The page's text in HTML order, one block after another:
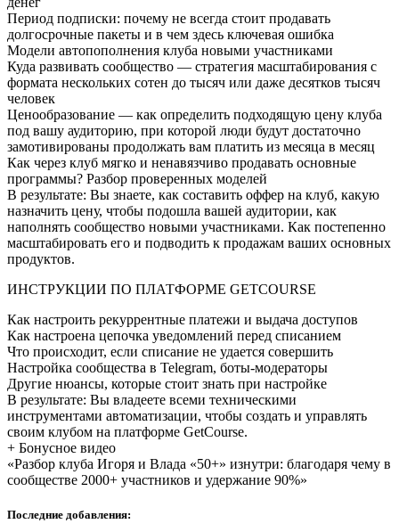
Период подписки: почему не всегда стоит продавать
долгосрочные пакеты и в чем здесь ключевая ошибка
Модели автопополнения клуба новыми участниками
Куда развивать сообщество — стратегия масштабирования с
формата нескольких сотен до тысяч или даже десятков тысяч
человек
Ценообразование — как определить подходящую цену клуба
под вашу аудиторию, при которой люди будут достаточно
замотивированы продолжать вам платить из месяца в месяц
Как через клуб мягко и ненавязчиво продавать основные
программы? Разбор проверенных моделей
В результате: Вы знаете, как составить оффер на клуб, какую
назначить цену, чтобы подошла вашей аудитории, как
наполнять сообщество новыми участниками. Как постепенно
масштабировать его и подводить к продажам ваших основных
продуктов.
ИНСТРУКЦИИ ПО ПЛАТФОРМЕ GETCOURSE
Как настроить рекуррентные платежи и выдача доступов
Как настроена цепочка уведомлений перед списанием
Что происходит, если списание не удается совершить
Настройка сообщества в Telegram, боты-модераторы
Другие нюансы, которые стоит знать при настройке
В результате: Вы владеете всеми техническими
инструментами автоматизации, чтобы создать и управлять
своим клубом на платформе GetCourse.
+ Бонусное видео
«Разбор клуба Игоря и Влада «50+» изнутри: благодаря чему в
сообществе 2000+ участников и удержание 90%»
Последние добавления: